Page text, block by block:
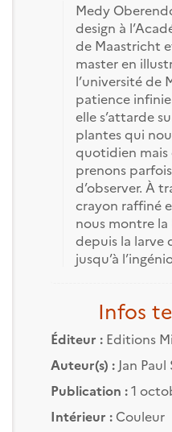
Medy
design à
de Maastricht
master en
l’université de
patience
elle s’attarde
plantes qui
quotidien mais
prenons
d’observer. À
crayon raffiné
nous montre
depuis la larve
jusqu’à
Infos
Éditeur : Editions
Auteur(s) : Jan
Publication :1
Intérieur :Couleur